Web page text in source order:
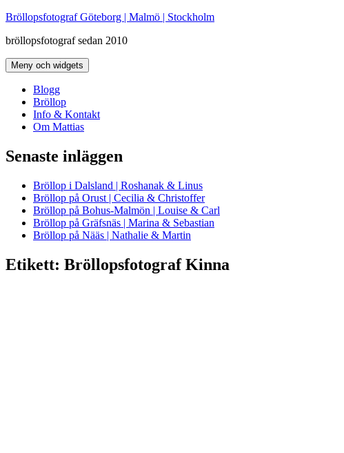
Hoppa
innehåll
Bröllopsfotograf Göteborg | Malmö | Stockholm
bröllopsfotograf sedan 2010
Meny och widgets
Blogg
Bröllop
Info & Kontakt
Om Mattias
Senaste inläggen
Bröllop i Dalsland | Roshanak & Linus
Bröllop på Orust | Cecilia & Christoffer
Bröllop på Bohus-Malmön | Louise & Carl
Bröllop på Gräfsnäs | Marina & Sebastian
Bröllop på Nääs | Nathalie & Martin
Etikett: Bröllopsfotograf Kinna